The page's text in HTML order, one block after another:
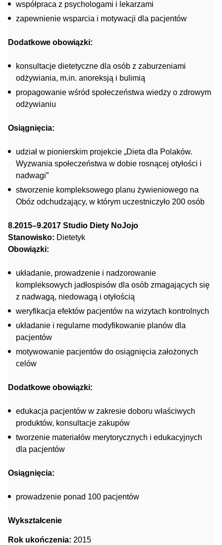
współpraca z psychologami i lekarzami
zapewnienie wsparcia i motywacji dla pacjentów
Dodatkowe obowiązki:
konsultacje dietetyczne dla osób z zaburzeniami
odżywiania, m.in. anoreksją i bulimią
propagowanie wśród społeczeństwa wiedzy o zdrowym
odżywianiu
Osiągnięcia:
udział w pionierskim projekcie „Dieta dla Polaków.
Wyzwania społeczeństwa w dobie rosnącej otyłości i
nadwagi”
stworzenie kompleksowego planu żywieniowego na
Obóz odchudzający, w którym uczestniczyło 200 osób
8.2015–9.2017 Studio Diety NoJojo
Stanowisko: Dietetyk
Obowiązki:
układanie, prowadzenie i nadzorowanie
kompleksowych jadłospisów dla osób zmagających się
z nadwagą, niedowagą i otyłością
weryfikacja efektów pacjentów na wizytach kontrolnych
układanie i regularne modyfikowanie planów dla
pacjentów
motywowanie pacjentów do osiągnięcia założonych
celów
Dodatkowe obowiązki:
edukacja pacjentów w zakresie doboru właściwych
produktów, konsultacje zakupów
tworzenie materiałów merytorycznych i edukacyjnych
dla pacjentów
Osiągnięcia:
prowadzenie ponad 100 pacjentów
Wykształcenie
Rok ukończenia: 2015